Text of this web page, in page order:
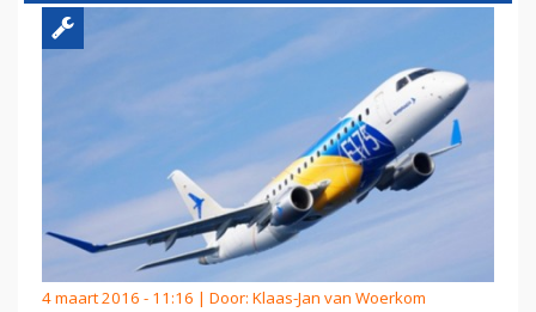
4 maart 2016 - 11:16 | Door: Klaas-Jan van Woerkom